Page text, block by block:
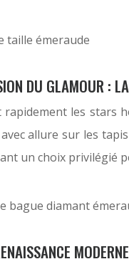
DU GLAMOUR :
les stars
allure sur les
un choix privilégié